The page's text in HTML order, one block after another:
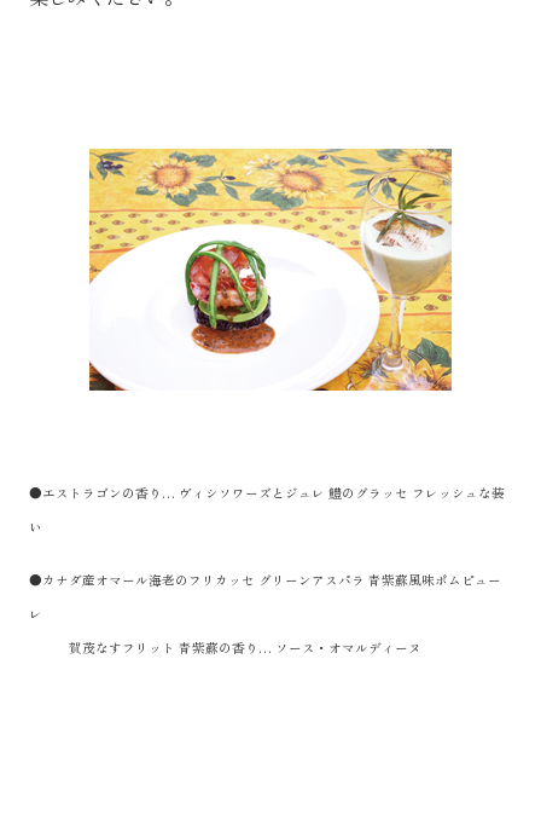
●エストラゴンの香り… ヴィシソワーズとジュレ 鱧のグラッセ フレッシュな装
い
●カナダ産オマール海老のフリカッセ グリーンアスパラ 青紫蘇風味ポムピュー
レ
賀茂なすフリット 青紫蘇の香り… ソース・オマルディーヌ